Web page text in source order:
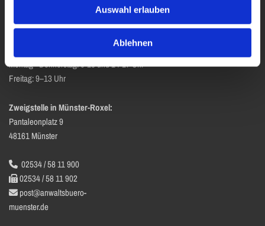
Auswahl erlauben
Ablehnen
Montag - Donnerstag: 9-13 und 14-17 Uhr
Freitag: 9–13 Uhr
Zweigstelle in Münster-Roxel:
Pantaleonplatz 9
48161 Münster
 02534 / 58 11 900
 02534 / 58 11 902
 post@anwaltsbuero-
muenster.de